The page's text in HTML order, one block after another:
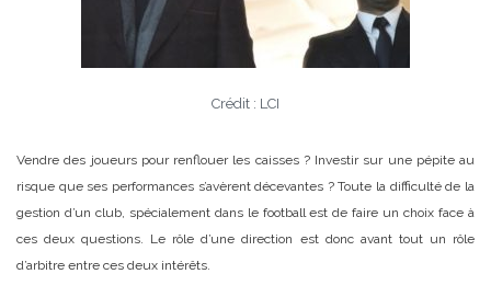
Crédit : LCI
Vendre des joueurs pour renflouer les caisses ? Investir sur une pépite au
risque que ses performances s’avèrent décevantes ? Toute la difficulté de la
gestion d’un club, spécialement dans le football est de faire un choix face à
ces deux questions. Le rôle d’une direction est donc avant tout un rôle
d’arbitre entre ces deux intérêts.